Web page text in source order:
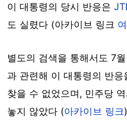
이 대통령의 당시 반응은
도 실렸다 (아카이브 링크
별도의 검색을 통해서도 7
과 관련해 이 대통령의 반
찾을 수 없었으며, 민주당
놓지 않았다 (아카이브 링크